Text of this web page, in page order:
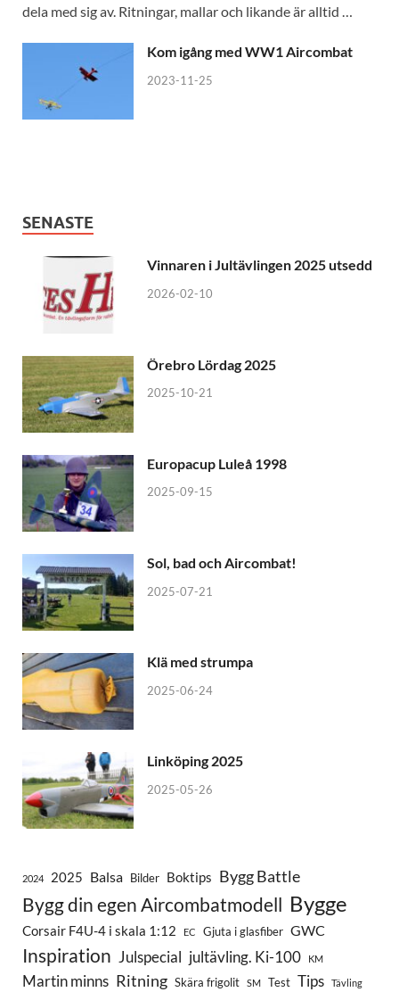
dela med sig av. Ritningar, mallar och likande är alltid …
Kom igång med WW1 Aircombat
2023-11-25
SENASTE
Vinnaren i Jultävlingen 2025 utsedd
2026-02-10
Örebro Lördag 2025
2025-10-21
Europacup Luleå 1998
2025-09-15
Sol, bad och Aircombat!
2025-07-21
Klä med strumpa
2025-06-24
Linköping 2025
2025-05-26
2024 2025 Balsa Bilder Boktips Bygg Battle
Bygg din egen Aircombatmodell Bygge
Corsair F4U-4 i skala 1:12 EC Gjuta i glasfiber GWC
Inspiration Julspecial jultävling. Ki-100 KM
Martin minns Ritning Skära frigolit SM Test Tips Tävling